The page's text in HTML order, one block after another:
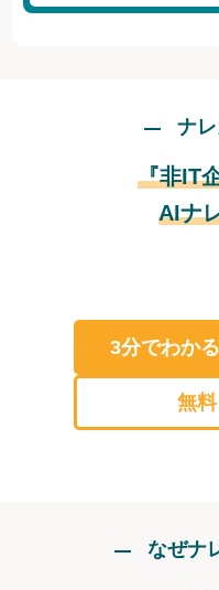
ナ
『非IT
AIナ
3分でわかる
無
なぜナ